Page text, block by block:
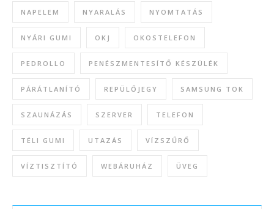
NAPELEM NYARALÁS NYOMTATÁS
NYÁRI GUMI OKJ OKOSTELEFON
PEDROLLO PENÉSZMENTESÍTŐ KÉSZÜLÉK
PÁRÁTLANÍTÓ REPÜLŐJEGY SAMSUNG TOK
SZAUNÁZÁS SZERVER TELEFON
TÉLI GUMI UTAZÁS VÍZSZŰRŐ
VÍZTISZTÍTÓ WEBÁRUHÁZ ÜVEG